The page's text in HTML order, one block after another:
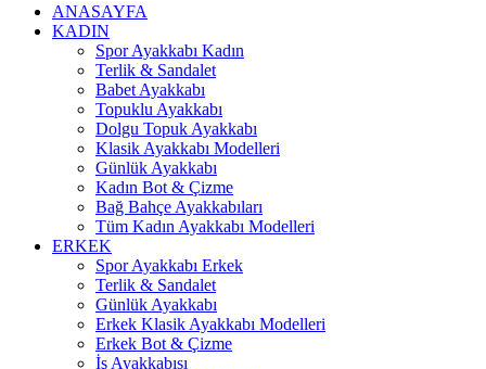
ANASAYFA
KADIN
Spor Ayakkabı Kadın
Terlik & Sandalet
Babet Ayakkabı
Topuklu Ayakkabı
Dolgu Topuk Ayakkabı
Klasik Ayakkabı Modelleri
Günlük Ayakkabı
Kadın Bot & Çizme
Bağ Bahçe Ayakkabıları
Tüm Kadın Ayakkabı Modelleri
ERKEK
Spor Ayakkabı Erkek
Terlik & Sandalet
Günlük Ayakkabı
Erkek Klasik Ayakkabı Modelleri
Erkek Bot & Çizme
İş Ayakkabısı